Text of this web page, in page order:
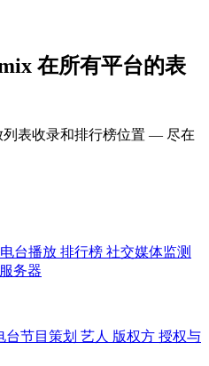
在所有平台的表
表收录和排行榜位置 — 尽在
电台播放 排行榜 社交媒体监测
务器
台节目策划 艺人 版权方 授权与